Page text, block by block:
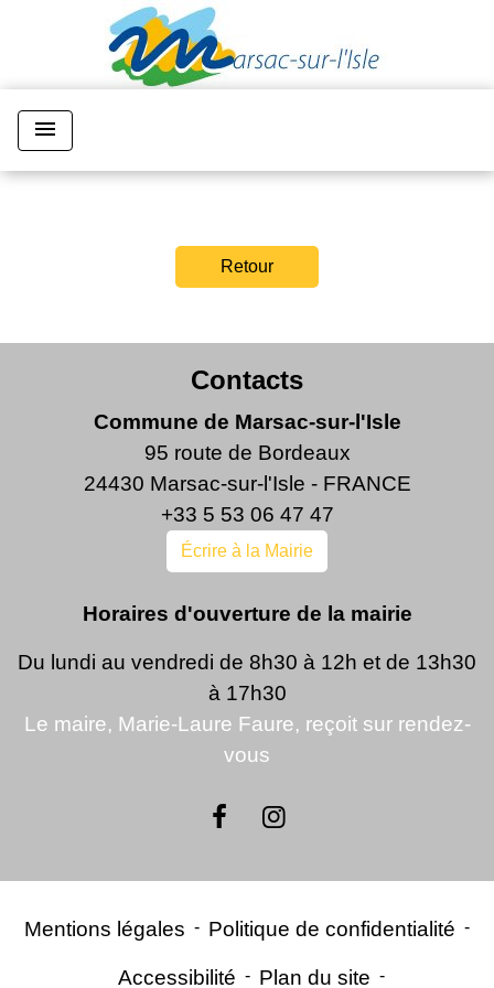
menu
Retour
Contacts
Commune de Marsac-sur-l'Isle
95 route de Bordeaux
24430 Marsac-sur-l'Isle - FRANCE
+33 5 53 06 47 47
Écrire à la Mairie
Horaires d'ouverture de la mairie
Du lundi au vendredi de 8h30 à 12h et de 13h30
à 17h30
Le maire, Marie-Laure Faure, reçoit sur rendez-
vous
Mentions légales - Politique de confidentialité -
Accessibilité - Plan du site -